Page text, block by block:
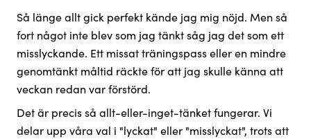
Så länge allt gick perfekt kände jag mig nöjd. Men så
fort något inte blev som jag tänkt såg jag det som ett
misslyckande. Ett missat träningspass eller en mindre
genomtänkt måltid räckte för att jag skulle känna att
veckan redan var förstörd.
Det är precis så allt-eller-inget-tänket fungerar. Vi
delar upp våra val i "lyckat" eller "misslyckat", trots att